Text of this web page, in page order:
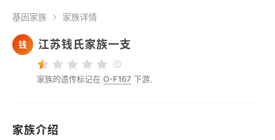
基因家族 家族详情
钱 江苏钱氏家族一支
家族的遗传标记在 O-F167 下游,
家族介绍